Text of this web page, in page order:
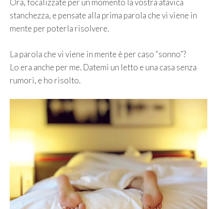
Ora, focalizzate per un momento la vostra atavica
stanchezza, e pensate alla prima parola che vi viene in
mente per poterla risolvere.
La parola che vi viene in mente è per caso “sonno”?
Lo era anche per me. Datemi un letto e una casa senza
rumori, e ho risolto.